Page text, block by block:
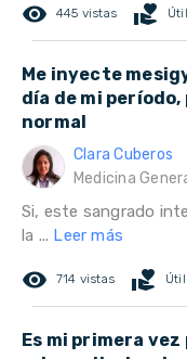
remove_red_eye 445 vistas volunteer_activism
Me inyecte
día de mi
normal
Clara Cuberos
Medicina
Si, este sangrado
la ... Leer más
remove_red_eye 714 vistas volunteer_activism
Es mi primera